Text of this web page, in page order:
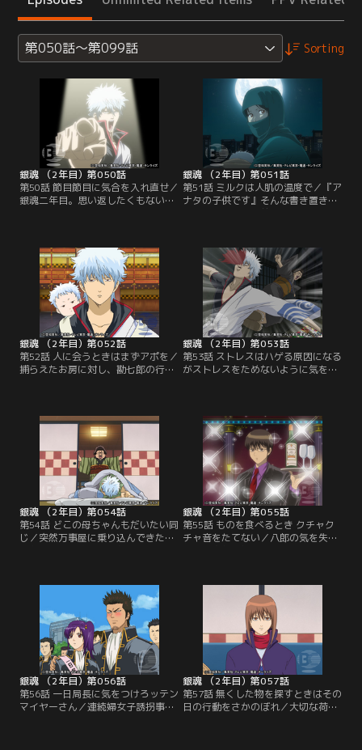
第050話～第099話 Sorting
銀魂 （2年目）第050話
第50話 節目節目に気合を入れ直せ／
銀魂二年目。思い返したくもない過
つ。タイトル変更からストーリー刷
新まで、あり得なさそうなネタを羅
列する新八、神楽。だが今一つピン
とこない。そんな中、噂を聞きつけ
た人々が訪れ、自分の案を披露し始
める…。【提供：バンダイチャンネ
銀魂 （2年目）第051話
第51話 ミルクは人肌の温度で／『ア
ナタの子供です』そんな書き置きと
ともに、万事屋の前に赤ん坊（勘七
時の隠し子だと信じて疑わない。本
当に自分の子供にされてしまいそう
な銀時は、勘七郎を連れて万事屋を
飛び出す。誰にも話を聞いて貰えな
い銀時は、途方に暮れるが…。【提
供：バンダイチャンネル】
銀魂 （2年目）第052話
第52話 人に会うときはまずアポを／
捕らえたお房に対し、勘七郎の行方
った煙幕も役に立たず、あっさりと
追い詰められてしまう新八たち。一
方銀時は、勘七郎を連れ、橋田屋敷
へと乗り込むが、アポがないために
社長＝賀兵衛に取り次いで貰えない
でいた…。【提供：バンダイチャン
ネル】
銀魂 （2年目）第053話
第53話 ストレスはハゲる原因になる
がストレスをためないように気を配
生した。ゴミに火を付ける手口に警
戒してゴミの分別が厳しくなるが、
銀時は燃えるゴミの日に雑誌を出そ
うとする。それをお登勢に見つか
り、説教をくらう銀時。お登勢の捨
てた煙草の火が…。【提供：バンダ
イチャンネル】
銀魂 （2年目）第054話
第54話 どこの母ちゃんもだいたい同
じ／突然万事屋に乗り込んできた
写真を手がかりに八郎の捜索を始め
る銀時たち。何度か整形しているこ
とを突き止め、写真に面白半分に描
き足す彼らの前を、その落書きされ
た写真にそっくりな八郎という名の
男が通り過ぎて…。【提供：バンダ
イチャンネル】
銀魂 （2年目）第055話
第55話 ものを食べるとき クチャク
チャ音をたてない／八郎の気を失わ
志郎に対し、勝男は見せしめに八郎
にドスを向けるが、銀時がそれを阻
む。そうこうしているうちに、愛犬
の子供が生まれたことで引き上げる
勝男たちに、お産と聞いたおかんは
彼らについて…。【提供：バンダイ
チャンネル】
銀魂 （2年目）第056話
第56話 一日局長に気をつけろッテン
マイヤーさん／連続婦女子誘拐事件
銀魂 （2年目）第057話
第57話 無くした物を探すときはその
日の行動をさかのぼれ／大切な荷物